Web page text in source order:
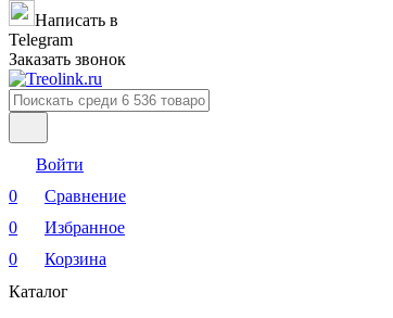
Написать в
Telegram
Заказать звонок
Войти
0
Сравнение
0
Избранное
0
Корзина
Каталог